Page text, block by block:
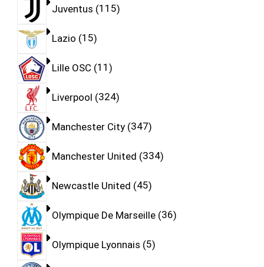
Juventus 115
Lazio 15
Lille OSC 11
Liverpool 324
Manchester City 347
Manchester United 334
Newcastle United 45
Olympique De Marseille 36
Olympique Lyonnais 5